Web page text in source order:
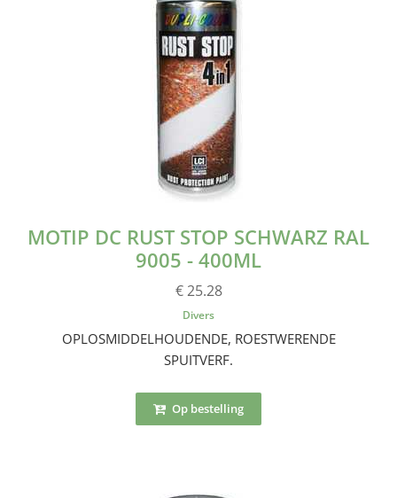
MOTIP DC RUST STOP SCHWARZ RAL
9005 - 400ML
€ 25.28
Divers
OPLOSMIDDELHOUDENDE, ROESTWERENDE
SPUITVERF.
Op bestelling